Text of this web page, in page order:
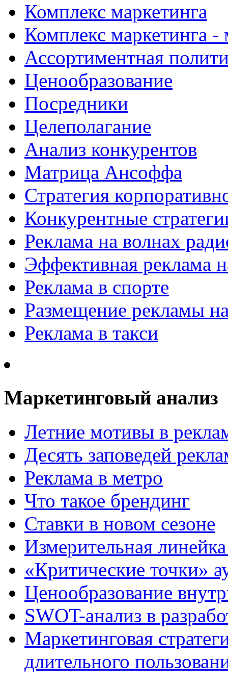
Комплекс маркетинга
Комплекс маркетинга
Ассортиментная
Ценообразование
Посредники
Целеполагание
Анализ конкурентов
Матрица Ансоффа
Стратегия
Конкурентные
Реклама на волнах
Эффективная реклама
Реклама в спорте
Размещение рекламы
Реклама в такси
Маркетинговый анализ
Летние мотивы в
Десять заповедей
Реклама в метро
Что такое брендинг
Ставки в новом сезоне
Измерительная
«Критические точки»
Ценообразование
SWOT-анализ в
Маркетинговая
длительного